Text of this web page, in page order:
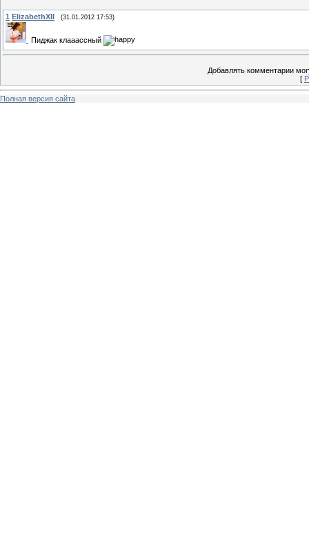
1 ElizabethXII (31.01.2012 17:53)
Пиджак клааассный
Добавлять комментарии
[
Полная версия сайта